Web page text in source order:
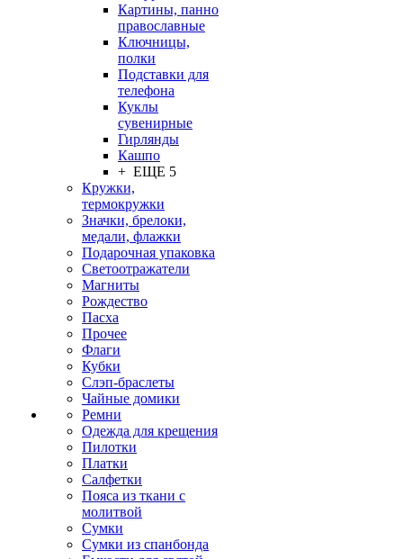
Картины, панно
православные
Ключницы,
полки
Подставки для
телефона
Куклы
сувенирные
Гирлянды
Кашпо
+ ЕЩЕ 5
Кружки,
термокружки
Значки, брелоки,
медали, флажки
Подарочная упаковка
Светоотражатели
Магниты
Рождество
Пасха
Прочее
Флаги
Кубки
Слэп-браслеты
Чайные домики
Ремни
Одежда для крещения
Пилотки
Платки
Салфетки
Пояса из ткани с
молитвой
Сумки
Сумки из спанбонда